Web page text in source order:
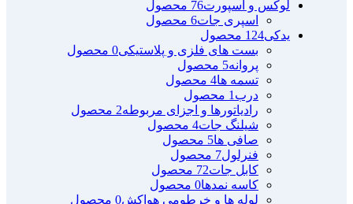
لوکس و اسپورت76 محصول
اسپری جات6 محصول
یدکی124 محصول
بست های فلزی و پلاستیکی0 محصول
پروانه5 محصول
تسمه ها4 محصول
درب 1 محصول
رادیاتورها و اجزای مربوطه2 محصول
شیلنگ جات4 محصول
صافی ها5 محصول
فنرلول7 محصول
کابل جات72 محصول
کاسه نمدها0 محصول
لوله ها و خرطومی هواکش0 محصول